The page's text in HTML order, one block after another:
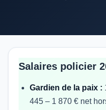
Salaires policier
Gardien de la paix :
445 – 1 870 € net